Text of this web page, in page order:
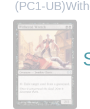
(PC1-